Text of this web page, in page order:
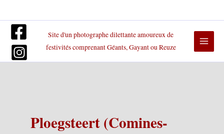
contenu
Site d'un photographe dilettante amoureux de
festivités comprenant Géants, Gayant ou Reuze
Ploegsteert (Comines-